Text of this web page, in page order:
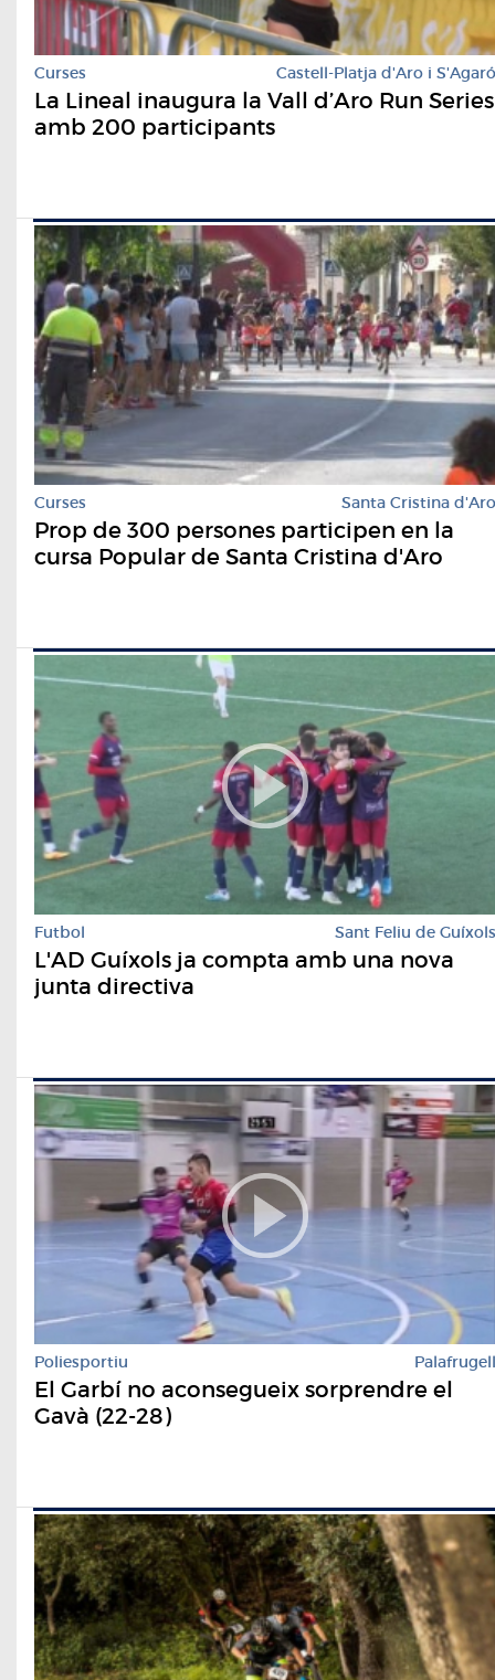
Curses Castell-Platja d'Aro i S'Agaró
La Lineal inaugura la Vall d’Aro Run Series
amb 200 participants
Curses Santa Cristina d'Aro
Prop de 300 persones participen en la
cursa Popular de Santa Cristina d'Aro
Futbol Sant Feliu de Guíxols
L'AD Guíxols ja compta amb una nova
junta directiva
Poliesportiu Palafrugell
El Garbí no aconsegueix sorprendre el
Gavà (22-28)